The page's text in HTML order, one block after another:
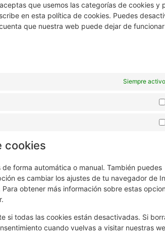
que usemos las categorías de cookies y
en esta política de cookies. Puedes
que nuestra web puede dejar de funcionar
Siempre activo
cookies
forma automática o manual. También puedes
es cambiar los ajustes de tu navegador de
obtener más información sobre estas
si todas las cookies están desactivadas. Si
cuando vuelvas a visitar nuestras